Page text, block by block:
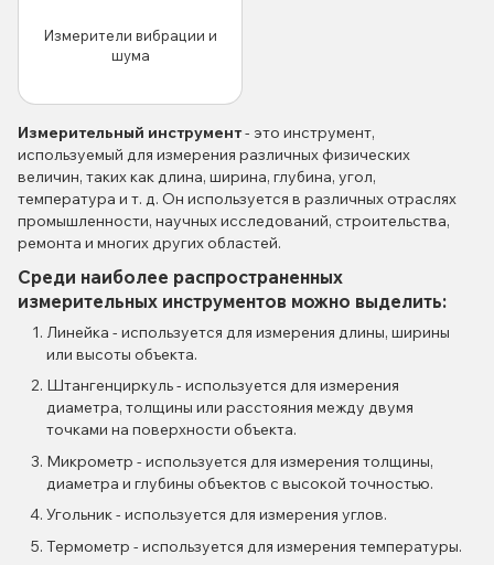
Измерительный инструмент- это инструмент,
используемый для измерения различных физических
величин, таких как длина, ширина, глубина, угол,
температура и т. д. Он используется в различных отраслях
промышленности, научных исследований, строительства,
ремонта и многих других областей.
Среди наиболее распространенных
измерительных инструментов можно выделить:
Линейка - используется для измерения длины, ширины
или высоты объекта.
Штангенциркуль - используется для измерения
диаметра, толщины или расстояния между двумя
точками на поверхности объекта.
Микрометр - используется для измерения толщины,
диаметра и глубины объектов с высокой точностью.
Угольник - используется для измерения углов.
Термометр - используется для измерения температуры.
Измерители вибрации и
шума